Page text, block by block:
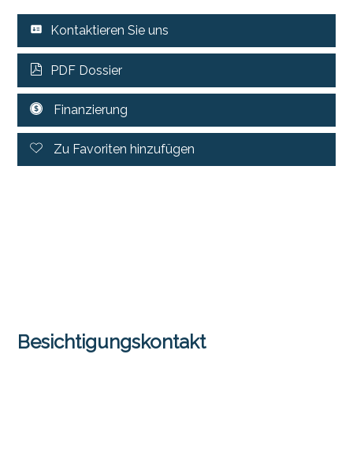
Kontaktieren Sie uns
PDF Dossier
Finanzierung
Zu Favoriten hinzufügen
Besichtigungskontakt